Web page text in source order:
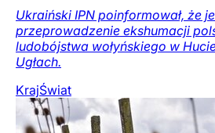
Ukraiński IPN poinformował, że
przeprowadzenie ekshumacji
ludobójstwa wołyńskiego w
Ugłach.
KrajŚwiat